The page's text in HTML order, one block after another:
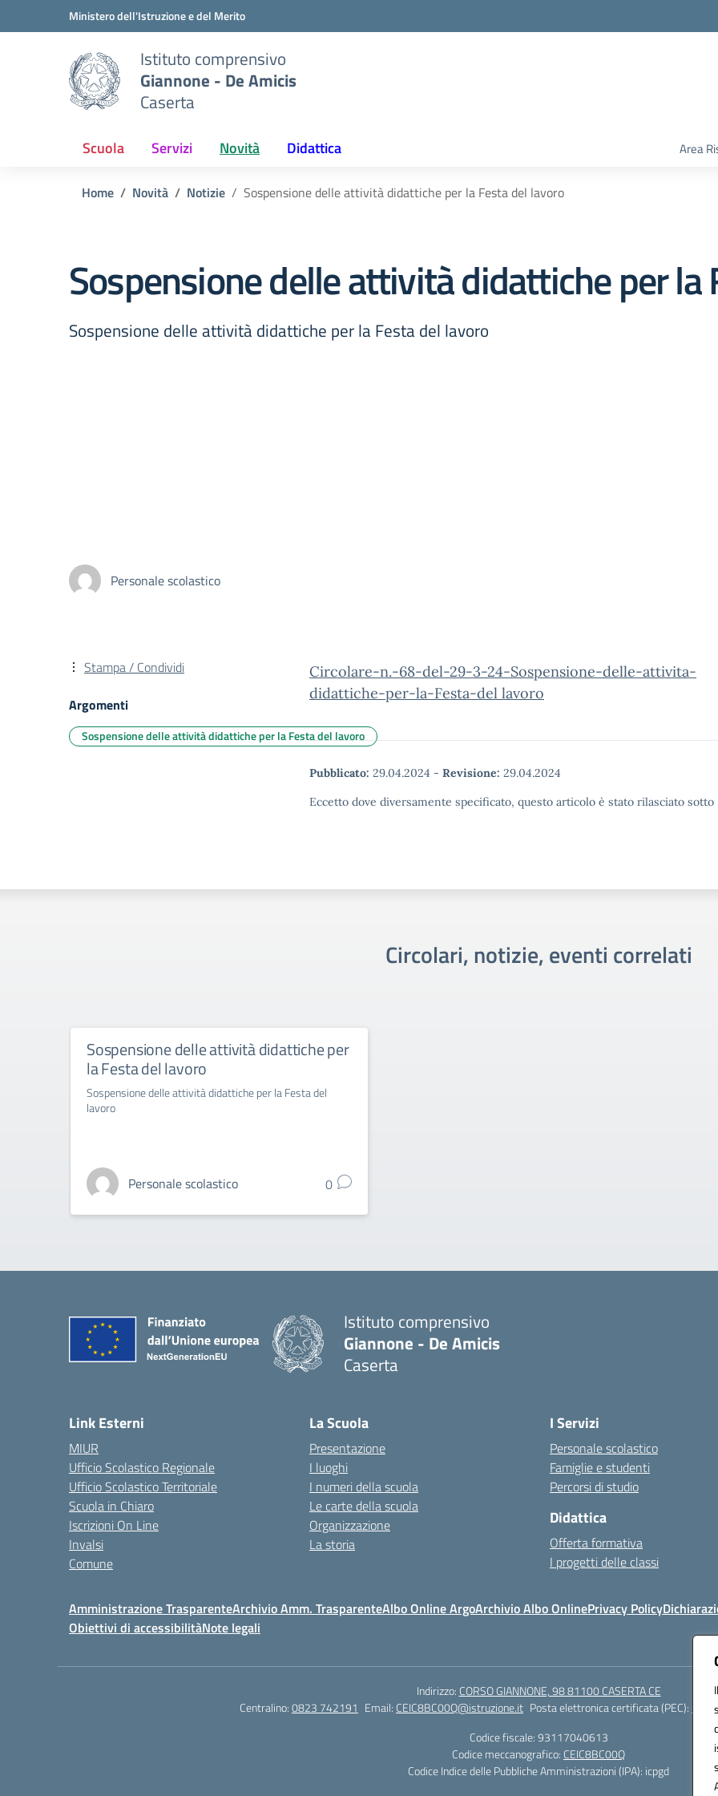
Vai ai contenuti
Vai al menu di navigazioneMinistero dell'Istruzione e del Merito
Istituto comprensivo
Giannone - De Amicis
Caserta
Scuola Servizi Novità Didattica Area
Home Novità Notizie Sospensione delle attività didattiche per la Festa del lavoro
Sospensione delle attività didattiche per la
Sospensione delle attività didattiche per la Festa del lavoro
Personale scolastico
Circolare-n.-68-del-29-3-24-Sospensione-delle-attivita-
didattiche-per-la-Festa-del lavoro
Pubblicato: 29.04.2024 - Revisione: 29.04.2024
Eccetto dove diversamente specificato, questo articolo è stato rilasciato
Stampa / Condividi
Argomenti
Sospensione delle attività didattiche per la Festa del lavoro
Circolari, notizie, eventi correlati
Sospensione delle attività didattiche per
la Festa del lavoro
Sospensione delle attività didattiche per la Festa del
lavoro
Personale scolastico 0
Istituto comprensivo
Giannone - De Amicis
Caserta
Link Esterni
MIUR
Ufficio Scolastico Regionale
Ufficio Scolastico Territoriale
Scuola in Chiaro
Iscrizioni On Line
Invalsi
Comune
La Scuola
Presentazione
I luoghi
I numeri della scuola
Le carte della scuola
Organizzazione
La storia
I Servizi
Personale scolastico
Famiglie e studenti
Percorsi di studio
Didattica
Offerta formativa
I progetti delle classi
Amministrazione TrasparenteArchivio Amm. TrasparenteAlbo Online ArgoArchivio Albo OnlinePrivacy Policy
Obiettivi di accessibilitàNote legali
Indirizzo: CORSO GIANNONE, 98 81100 CASERTA CE
Centralino:0823 742191 Email: CEIC8BC00Q@istruzione.it Posta elettronica certificata (PEC):
Codice fiscale: 93117040613
Codice meccanografico: CEIC8BC00Q
Codice Indice delle Pubbliche Amministrazioni (IPA): icpgd